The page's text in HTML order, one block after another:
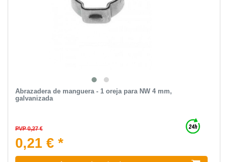
Abrazadera de manguera - 1 oreja para NW 4 mm,
galvanizada
PVP 0,27 €
0,21 € *